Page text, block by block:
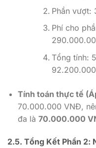
Phần vượt:
Phí cho
Tổng tính:
Tính toán thực tế
70.000.000 VNĐ,
đa là 70.000.000
2.5. Tổng Kết Phần 2: